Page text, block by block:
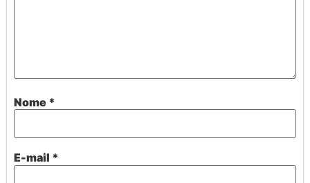
Nome *
E-mail *